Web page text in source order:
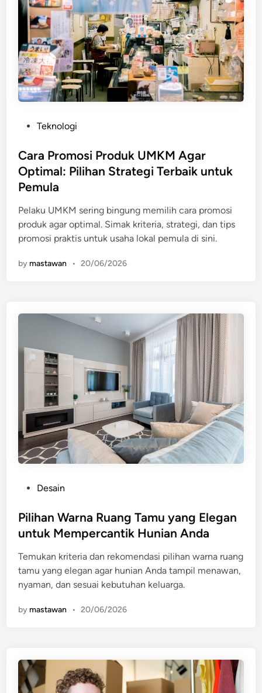
s
t
e
i
n
Teknologi
Cara Promosi Produk UMKM Agar
Optimal: Pilihan Strategi Terbaik untuk
Pemula
Pelaku UMKM sering bingung memilih cara promosi
produk agar optimal. Simak kriteria, strategi, dan tips
promosi praktis untuk usaha lokal pemula di sini.
by mastawan • 20/06/2026
s
t
d
i
n
Desain
Pilihan Warna Ruang Tamu yang Elegan
untuk Mempercantik Hunian Anda
Temukan kriteria dan rekomendasi pilihan warna ruang
tamu yang elegan agar hunian Anda tampil menawan,
nyaman, dan sesuai kebutuhan keluarga.
by mastawan • 20/06/2026